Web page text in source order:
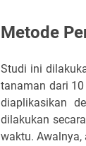
Metode
Studi ini
tanaman dari
diaplikasikan
dilakukan
waktu.